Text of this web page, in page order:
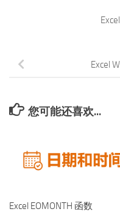
Excel
您可能还喜欢...
Excel EOMONTH 函数